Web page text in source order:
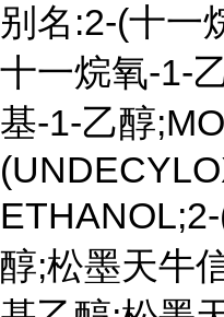
别名:2-(十一
十一烷氧-1-
基-1-乙醇
醇;松墨天牛